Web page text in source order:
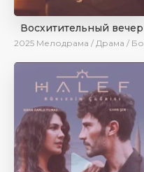
Восхитительный вечер
2025 Мелодрама / Драма / Боевик / Ирина Котова / Новинки / Сериалы 2025